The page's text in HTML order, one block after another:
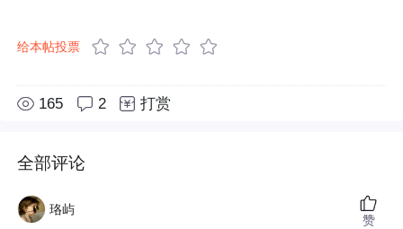
给本帖投票
165 2 打赏
全部评论
珞屿
赞